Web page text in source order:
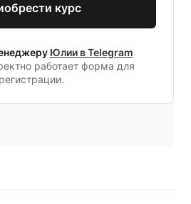
курс
Юлии в Telegram
работает форма для
регистрации.